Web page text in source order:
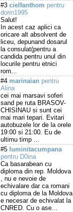
#3 cielfanthom pentru
dorin1995
Salut!
In acest caz aplici ca
oricare alt absolvent de
liceu, depunand dosarul
la consulat(pentru a
candida pentru unul din
locurile pentru etnici
rom...
#4 marinaian pentru
Alina
cei mai marsavi soferi
sand pe ruta BRASOV-
CHISINAU si sunt cei
mai mari tepari. Evitari
autobuzele lor de la orele
19:00 si 21:00. Eu de
ultimu timp ...
#5 luminitacumpana
pentru D0ina
Ca basarabean cu
diploma din rep. Moldova
, nu e nevoie de
echivalare dar ca romani
cu diploma de la Moldova
e necesar de echivalat la
CNRED. Cu o ase...